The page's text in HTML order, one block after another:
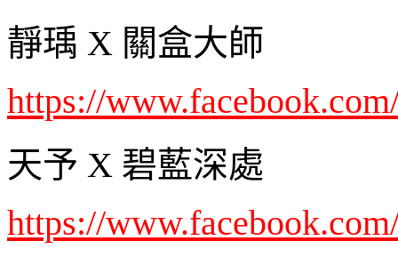
靜瑀 X 關盒大師
https://
天予 X 碧藍深處
https://